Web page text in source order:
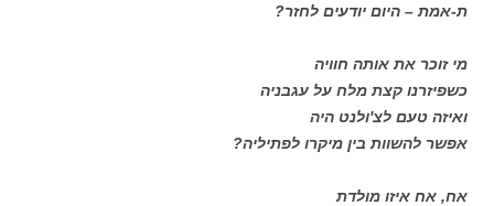
ת-אמת – היום יודעים לחזר?
מי זוכר את אותה חוויה
כשפיזרנו קצת מלח על עגבניה
ואיזה טעם לצ'ולנט היה
אפשר להשוות בין מיקרו לפתיליה?
אח, אח איזו מולדת